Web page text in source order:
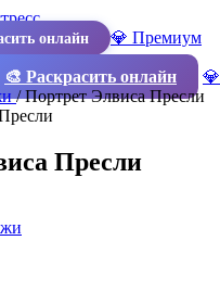
онлайн
💎 Премиум
🎨 Раскрасить онлайн
/Портрет Элвиса Пресли
Пресли